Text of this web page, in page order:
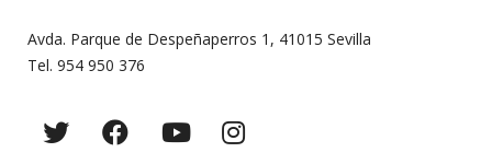
Avda. Parque de Despeñaperros 1, 41015 Sevilla
Tel. 954 950 376